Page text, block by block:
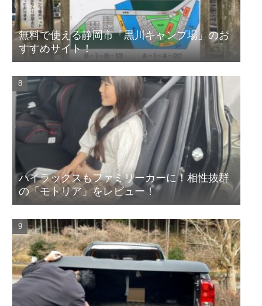
無料で使える静岡市「黒川キャンプ場」のお
すすめサイト！
ハイラックスもファミリーカーに！相性抜群
の「モトリア」をレビュー！